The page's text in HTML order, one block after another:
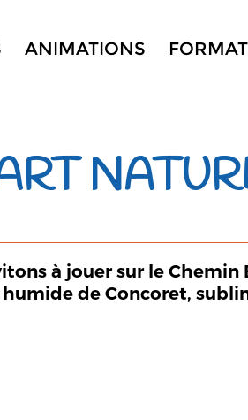
ANIMATIONS
à jouer sur le
de Concoret,